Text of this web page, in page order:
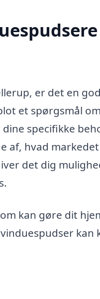
er det en
et spørgsmål
specifikke
af, hvad markedet
det dig
kan gøre dit
kan